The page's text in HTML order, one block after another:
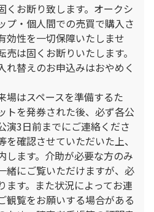
お断り致します。オークシ
プ・個人間での売買で購入さ
効性を一切保障いたしませ
は固くお断りいたします。
替えのお申込みはおやめく
はスペースを準備するた
トを発券された後、必ず各公
演3日前までにご連絡くださ
確認させていただいた上、
します。介助が必要な方のみ
緒にご覧いただけますが、必
ます。また状況によってお連
観覧をお願いする場合がある